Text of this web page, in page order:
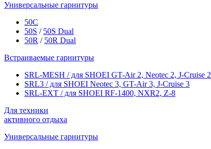
Универсальные гарнитуры
50C
50S / 50S Dual
50R / 50R Dual
Встраиваемые гарнитуры
SRL-MESH / для SHOEI GT-Air 2, Neotec 2, J-Cruise 2
SRL3 / для SHOEI Neotec 3, GT-Air 3, J‑Cruise 3
SRL-EXT / для SHOEI RF-1400, NXR2, Z-8
Для техники
активного отдыха
Универсальные гарнитуры